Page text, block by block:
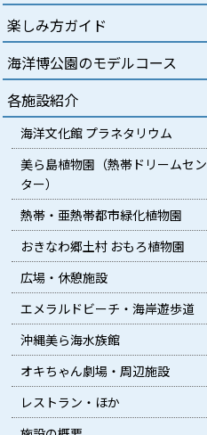
楽しみ方ガイド
海洋博公園のモデルコース
各施設紹介
海洋文化館 プラネタリウム
美ら島植物園（熱帯ドリームセン
ター）
熱帯・亜熱帯都市緑化植物園
おきなわ郷土村 おもろ植物園
広場・休憩施設
エメラルドビーチ・海岸遊歩道
沖縄美ら海水族館
オキちゃん劇場・周辺施設
レストラン・ほか